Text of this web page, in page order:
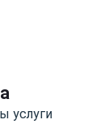
услуги